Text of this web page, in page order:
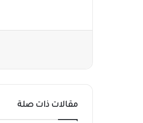
مقالات ذات صلة